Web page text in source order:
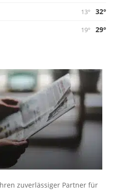
13°
32°
19° 29°
zuverlässiger Partner für